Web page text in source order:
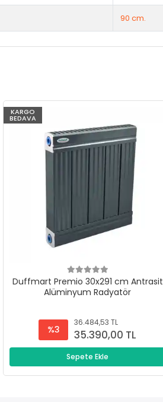
90 cm.
KARGO
BEDAVA
Duffmart Premio 30x291 cm Antrasit
Alüminyum Radyatör
%3
36.484,53 TL
35.390,00 TL
Sepete Ekle